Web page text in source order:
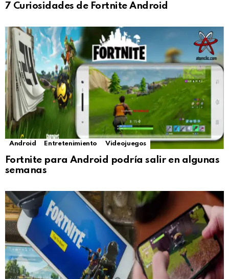
7 Curiosidades de Fortnite Android
Android Entretenimiento Videojuegos
Fortnite para Android podría salir en algunas
semanas